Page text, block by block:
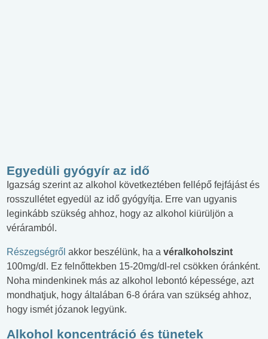
Egyedüli gyógyír az idő
Igazság szerint az alkohol következtében fellépő fejfájást és
rosszullétet egyedül az idő gyógyítja. Erre van ugyanis
leginkább szükség ahhoz, hogy az alkohol kiürüljön a
véráramból.
Részegségről akkor beszélünk, ha a véralkoholszint
100mg/dl. Ez felnőttekben 15-20mg/dl-rel csökken óránként.
Noha mindenkinek más az alkohol lebontó képessége, azt
mondhatjuk, hogy általában 6-8 órára van szükség ahhoz,
hogy ismét józanok legyünk.
Alkohol koncentráció és tünetek